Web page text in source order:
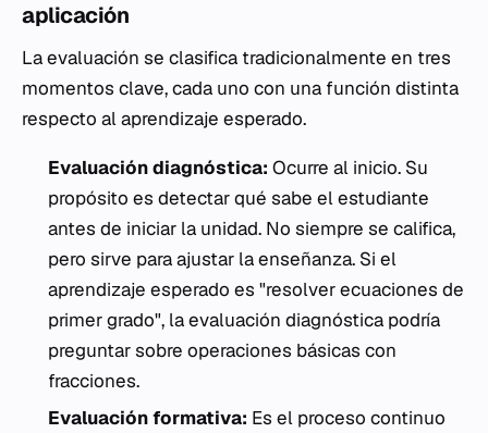
aplicación
La evaluación se clasifica tradicionalmente en tres
momentos clave, cada uno con una función distinta
respecto al aprendizaje esperado.
Evaluación diagnóstica: Ocurre al inicio. Su
propósito es detectar qué sabe el estudiante
antes de iniciar la unidad. No siempre se califica,
pero sirve para ajustar la enseñanza. Si el
aprendizaje esperado es "resolver ecuaciones de
primer grado", la evaluación diagnóstica podría
preguntar sobre operaciones básicas con
fracciones.
Evaluación formativa: Es el proceso continuo